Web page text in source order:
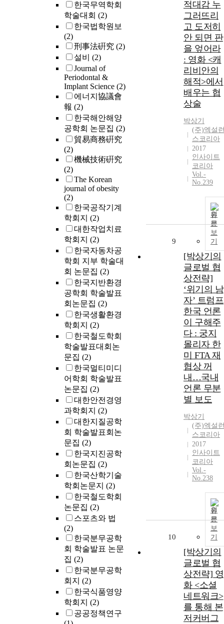
한국무역학회
학술대회 (2)
한국법학원보
(2)
刑事法硏究 (2)
설비 (2)
Journal of
Periodontal &
Implant Science (2)
에너지協議會
報 (2)
한국해안해양
공학회 논문집 (2)
貿易商務硏究
(2)
機械技術硏究
(2)
The Korean
journal of obesity
(2)
한국공작기계
학회지 (2)
대한작업치료
학회지 (2)
한국자동차공
학회 지부 학술대
회 논문집 (2)
한국지반환경
공학회 학술발표
회논문집 (2)
한국생활환경
학회지 (2)
한국철도학회
학술발표대회논
문집 (2)
한국멀티미디
어학회 학술발표
논문집 (2)
대한안전경영
과학회지 (2)
대한지질공학
회 학술발표회논
문집 (2)
한국지진공학
회논문집 (2)
한국산학기술
학회논문지 (2)
한국철도학회
논문집 (2)
스포츠와 법
(2)
한국분무공학
회 학술발표 논문
집 (2)
한국분무공학
회지 (2)
한국식품영양
학회지 (2)
공공정책연구
적대감 누
그러뜨리
고 도저히
안 되면 판
을 엎어라
: 영화 <캐
리비안의
해적>에서
배우는 협
상술
박상기
(주)엑설
스코리아
2017
인사이트
코리아
Vol.-
No.239
원
문
보
기
9
[박상기의
글로벌 협
상전략]
‘위기의 남
자’ 트럼프
한국 언론
이 구해주
다 : 궁지
몰리자 한
미 FTA 재
협상 꺼
내…국내
언론 무분
별 보도
박상기
(주)엑설
스코리아
2017
인사이트
코리아
Vol.-
No.238
원
문
보
기
10
[박상기의
글로벌 협
상전략] 영
화 <소셜
네트워크>
를 통해 본
저커버그